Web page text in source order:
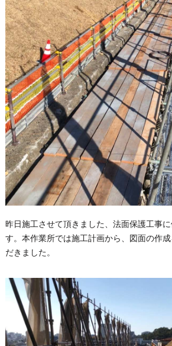
昨日施工させて頂きました、法面保護工事
す。本作業所では施工計画から、図面の作
だきました。